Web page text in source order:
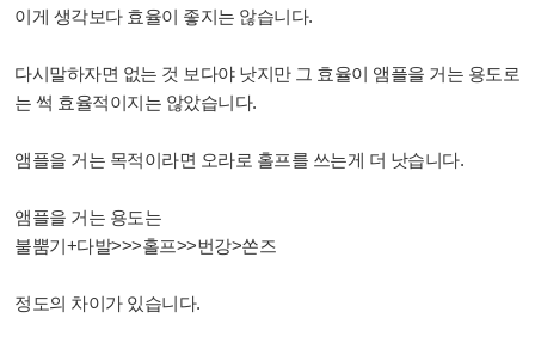
이게 생각보다 효율이 좋지는 않습니다.
다시말하자면 없는 것 보다야 낫지만 그 효율이 앰플을 거는 용도로
는 썩 효율적이지는 않았습니다.
앰플을 거는 목적이라면 오라로 홀프를 쓰는게 더 낫습니다.
앰플을 거는 용도는
불뿜기+다발>>>홀프>>번강>쏜즈
정도의 차이가 있습니다.